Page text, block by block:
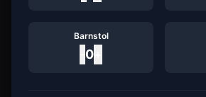
Barnstol
0